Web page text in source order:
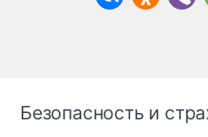
Безопасность и